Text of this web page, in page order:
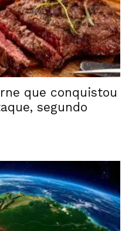
que conquistou
segundo